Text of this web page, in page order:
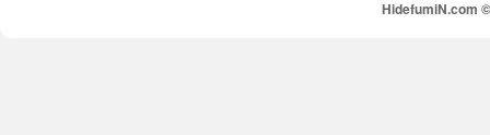
HidefumiN.com